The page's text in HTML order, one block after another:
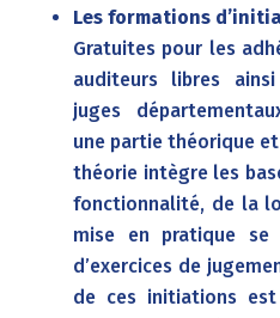
Les formations
Gratuites pour les
auditeurs libres
juges
une partie théorique
théorie intègre les
fonctionnalité, de la
mise en pratique se
d’exercices de
de ces initiations